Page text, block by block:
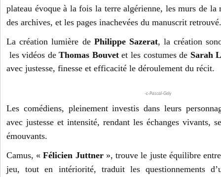
plateau évoque à la fois la terre algérienne, les murs de la
des archives, et les pages inachevées du manuscrit retrouvé.
La création lumière de Philippe Sazerat, la création
les vidéos deThomas Bouvetet les costumes de Sarah
avec justesse, finesse et efficacité le déroulement du récit.
-c-Pascal-Gely
Les comédiens, pleinement investis dans leurs
avec justesse et intensité, rendant les échanges vivants,
émouvants.
Camus, «Félicien Juttner», trouve le juste équilibre
jeu, tout en intériorité, traduit les questionnements